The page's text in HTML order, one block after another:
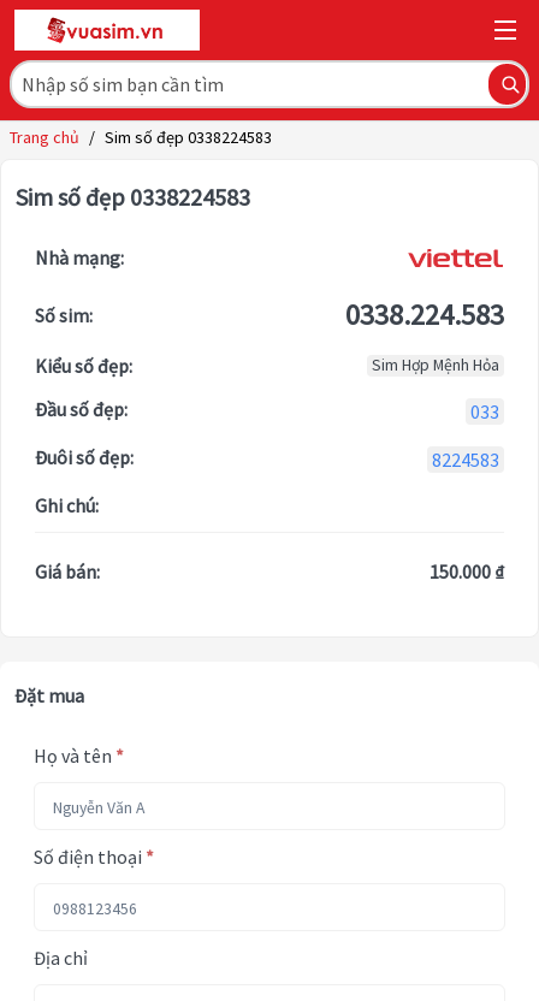
Trang chủ / Sim số đẹp 0338224583
Sim số đẹp 0338224583
Nhà mạng:
Số sim: 0338.224.583
Kiểu số đẹp: Sim Hợp Mệnh Hỏa
Đầu số đẹp:
033
Đuôi số đẹp:
8224583
Ghi chú:
Giá bán: 150.000 ₫
Đặt mua
Họ và tên *
Số điện thoại *
Địa chỉ